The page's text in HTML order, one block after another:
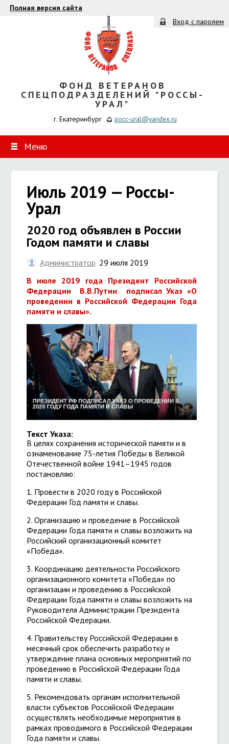
Полная версия сайта
Вход с паролем
ФОНД ВЕТЕРАНОВ
СПЕЦПОДРАЗДЕЛЕНИЙ "РОССЫ-
УРАЛ"
г. Екатеринбург pocc-ural@yandex.ru
Меню
Июль 2019 — Россы-
Урал
2020 год объявлен в России
Годом памяти и славы
Администратор 29 июля 2019
В июле 2019 года Президент Российской
Федерации В.В.Путин подписал Указ «О
проведении в Российской Федерации Года
памяти и славы».
Текст Указа:
В целях сохранения исторической памяти и в
ознаменование 75-летия Победы в Великой
Отечественной войне 1941–1945 годов
постановляю:
1. Провести в 2020 году в Российской
Федерации Год памяти и славы.
2. Организацию и проведение в Российской
Федерации Года памяти и славы возложить на
Российский организационный комитет
«Победа».
3. Координацию деятельности Российского
организационного комитета «Победа» по
организации и проведению в Российской
Федерации Года памяти и славы возложить на
Руководителя Администрации Президента
Российской Федерации.
4. Правительству Российской Федерации в
месячный срок обеспечить разработку и
утверждение плана основных мероприятий по
проведению в Российской Федерации Года
памяти и славы.
5. Рекомендовать органам исполнительной
власти субъектов Российской Федерации
осуществлять необходимые мероприятия в
рамках проводимого в Российской Федерации
Года памяти и славы.